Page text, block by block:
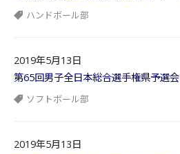
ハンドボール部
2019年5月13日
第65回男子全日本総合選手権県予選会
ソフトボール部
2019年5月13日